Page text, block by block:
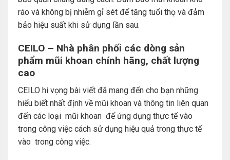
ráo và không bị nhiễm gỉ sét để tăng tuổi thọ và đảm
bảo hiệu suất khi sử dụng lần sau.
CEILO – Nhà phân phối các dòng sản
phẩm mũi khoan chính hãng, chất lượng
cao
CEILO hi vọng bài viết đã mang đến cho bạn những
hiểu biết nhất định về mũi khoan và thông tin liên quan
đến các loại mũi khoan để ứng dụng thực tế vào
trong công việc cách sử dụng hiệu quả trong thực tế
vào trong công việc.